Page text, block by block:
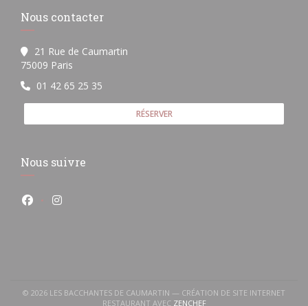
Nous contacter
21 Rue de Caumartin
75009 Paris
01 42 65 25 35
RÉSERVER
Nous suivre
Facebook ((ouvre une nouvelle fenêtre))
Instagram ((ouvre une nouvelle fenêtre))
© 2026 LES BACCHANTES DE CAUMARTIN — CRÉATION DE SITE INTERNET
RESTAURANT AVEC ZENCHEF((OUVRE UNE NOUVELLE